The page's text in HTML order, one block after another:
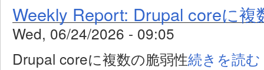
Weekly Report: Drupal coreに複
Wed, 06/24/2026 - 09:05
Drupal coreに複数の脆弱性続きを読む